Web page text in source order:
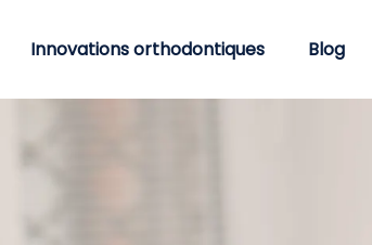
Innovations orthodontiques Blog